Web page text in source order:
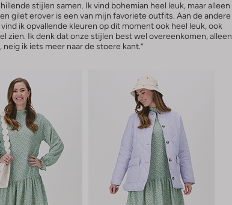
stijlen samen. Ik vind bohemian heel leuk, maar alleen
gilet erover is een van mijn favoriete outfits. Aan de andere
ik opvallende kleuren op dit moment ook heel leuk, ook
zien. Ik denk dat onze stijlen best wel overeenkomen, alleen
ik iets meer naar de stoere kant.”